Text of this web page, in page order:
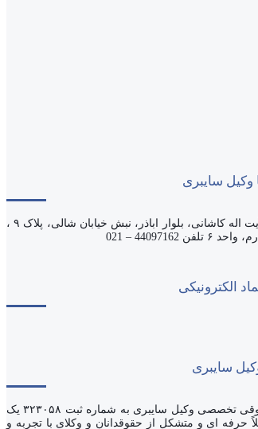
وکیل سایبری
آیت اله کاشانی، بلوار اباذر، نبش خیابان شالی، پلاک ۹ ،
44097162 – 021
الکترونیکی
سایبری
گروه حقوقی تخصصی وکیل سایبری به شماره ثبت ۳۲۳۰۵۸ یک
حرفه ای و متشکل از حقوقدانان و وکلای با تجربه و